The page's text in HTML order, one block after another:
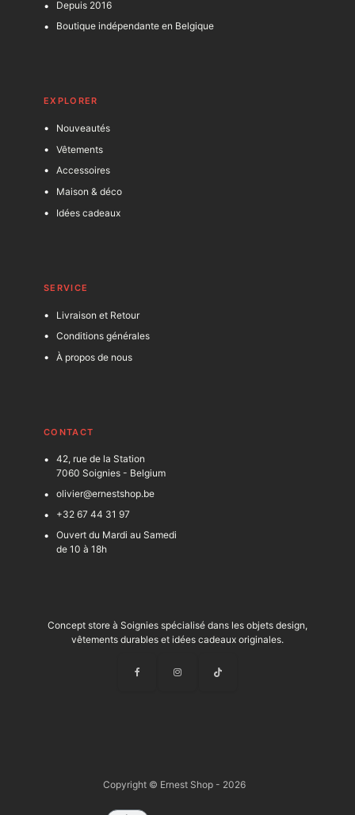
Depuis 2016
Boutique indépendante en Belgique
EXPLORER
Nouveautés
Vêtements
Accessoires
Maison & déco
Idées cadeaux
SERVICE
Livraison et Retour
Conditions générales
À propos de nous
CONTACT
42, rue de la Station
7060 Soignies - Belgium
olivier@ernestshop.be
+32 67 44 31 97
Ouvert du Mardi au Samedi
de 10 à 18h
Concept store à Soignies spécialisé dans les objets design,
vêtements durables et idées cadeaux originales.
Copyright © Ernest Shop - 2026